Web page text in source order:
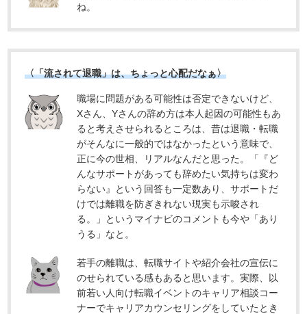
ね。
〈「流されて退職」は、ちょっと心配だなぁ〉
職場に問題がある可能性は否定できないけど、
Xさん、Yさんの辞め方は本人起因の可能性もあ
ると考えさせられるところは、昔は退職・転職
がそんなに一般的ではなかったという意味で、
正に今の世相、リアルなんだと思った。「『ど
んなサポートがあっても辞めたい気持ちは変わ
らない』という回答も一定数あり、サポートだ
けでは離職を防ぎきれない現実も示唆され
る。」というマイナビのコメントも今や「あり
うる」なと。
若手の離職は、転職サイトや紹介会社の宣伝に
のせられている感もあると思います。実際、以
前若い人向け転職イベントのキャリア相談コー
ナーでキャリアカウンセリングをしていたとき